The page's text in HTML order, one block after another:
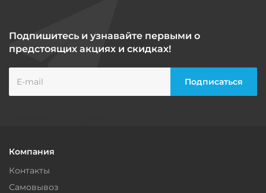
Подпишитесь и узнавайте первыми о
предстоящих акциях и скидках!
Компания
Контакты
Самовывоз